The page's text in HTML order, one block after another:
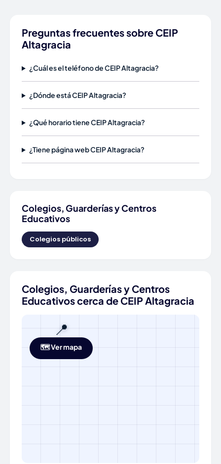
Preguntas frecuentes sobre CEIP
Altagracia
¿Cuál es el teléfono de CEIP Altagracia?
¿Dónde está CEIP Altagracia?
¿Qué horario tiene CEIP Altagracia?
¿Tiene página web CEIP Altagracia?
Colegios, Guarderías y Centros
Educativos
Colegios públicos
Colegios, Guarderías y Centros
Educativos cerca de CEIP Altagracia
📍
🗺️ Ver mapa